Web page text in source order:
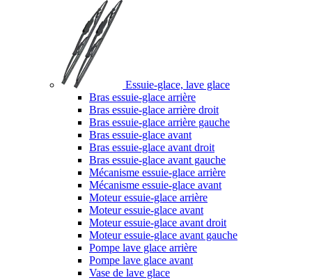
Essuie-glace, lave glace
Bras essuie-glace arrière
Bras essuie-glace arrière droit
Bras essuie-glace arrière gauche
Bras essuie-glace avant
Bras essuie-glace avant droit
Bras essuie-glace avant gauche
Mécanisme essuie-glace arrière
Mécanisme essuie-glace avant
Moteur essuie-glace arrière
Moteur essuie-glace avant
Moteur essuie-glace avant droit
Moteur essuie-glace avant gauche
Pompe lave glace arrière
Pompe lave glace avant
Vase de lave glace